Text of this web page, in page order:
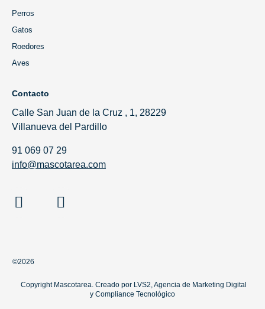
Perros
Gatos
Roedores
Aves
Contacto
Calle San Juan de la Cruz , 1, 28229
Villanueva del Pardillo
91 069 07 29
info@mascotarea.com
©2026
Copyright Mascotarea. Creado porLVS2, Agencia de Marketing Digital
y Compliance Tecnológico